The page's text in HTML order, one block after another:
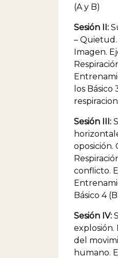
(A y B)
Sesión II:
– Quietud.
Imagen.
los Básico
Sesión III:
oposición.
conflicto.
Básico 4
Sesión IV:
explosión.
del
humano.